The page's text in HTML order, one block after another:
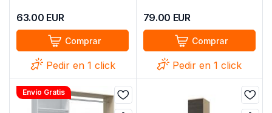
63.00 EUR
Comprar
Pedir en 1 click
79.00 EUR
Comprar
Pedir en 1 click
Envío Gratis